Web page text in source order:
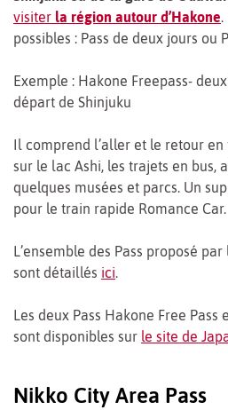
visiter la région autour d’Hakone
possibles : Pass de deux jours ou
Exemple : Hakone Freepass-
départ de Shinjuku
Il comprend l’aller et le retour
sur le lac Ashi, les trajets en bus,
quelques musées et parcs. Un
pour le train rapide Romance Car.
L’ensemble des Pass proposé
sont détaillés ici.
Les deux Pass Hakone Free Pass
sont disponibles sur le site de
Nikko City Area Pass